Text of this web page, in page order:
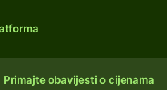
Primajte obavijesti o cijenama